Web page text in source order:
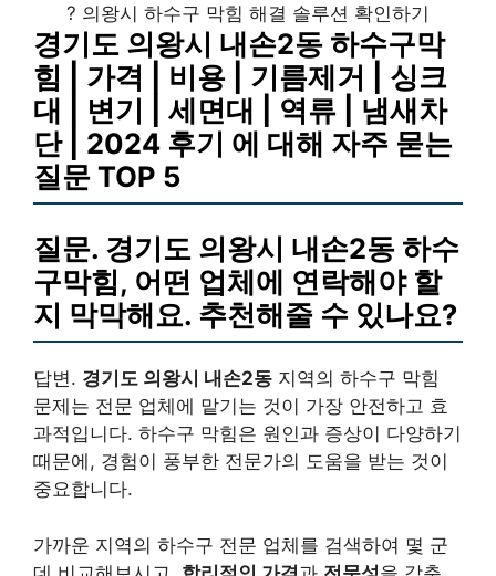
? 의왕시 하수구 막힘 해결 솔루션 확인하기
경기도 의왕시 내손2동 하수구막
힘 | 가격 | 비용 | 기름제거 | 싱크
대 | 변기 | 세면대 | 역류 | 냄새차
단 | 2024 후기 에 대해 자주 묻는
질문 TOP 5
질문. 경기도 의왕시 내손2동 하수
구막힘, 어떤 업체에 연락해야 할
지 막막해요. 추천해줄 수 있나요?
답변. 경기도 의왕시 내손2동 지역의 하수구 막힘
문제는 전문 업체에 맡기는 것이 가장 안전하고 효
과적입니다. 하수구 막힘은 원인과 증상이 다양하기
때문에, 경험이 풍부한 전문가의 도움을 받는 것이
중요합니다.
가까운 지역의 하수구 전문 업체를 검색하여 몇 군